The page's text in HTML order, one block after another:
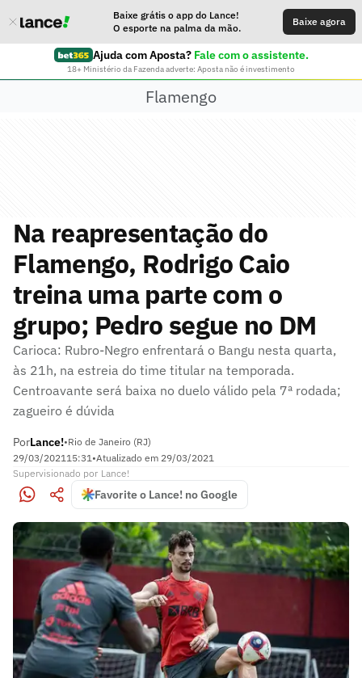
Baixe grátis o app do Lance!
O esporte na palma da mão.
Baixe agora
Ajuda com Aposta? Fale com o assistente.
18+ Ministério da Fazenda adverte: Aposta não é investimento
Flamengo
Na reapresentação do
Flamengo, Rodrigo Caio
treina uma parte com o
grupo; Pedro segue no DM
Carioca: Rubro-Negro enfrentará o Bangu nesta quarta,
às 21h, na estreia do time titular na temporada.
Centroavante será baixa no duelo válido pela 7ª rodada;
zagueiro é dúvida
PorLance!•Rio de Janeiro (RJ)
29/03/202115:31•Atualizado em 29/03/2021
Supervisionado por Lance!
Favorite o Lance! no Google